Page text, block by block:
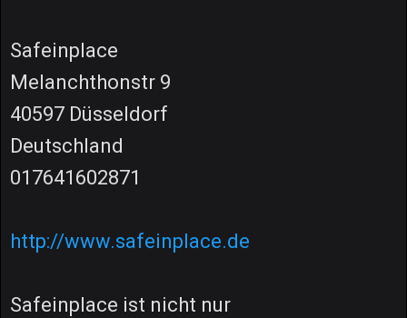
Safeinplace
Melanchthonstr 9
40597 Düsseldorf
Deutschland
017641602871
http://www.safeinplace.de
Safeinplace ist nicht nur